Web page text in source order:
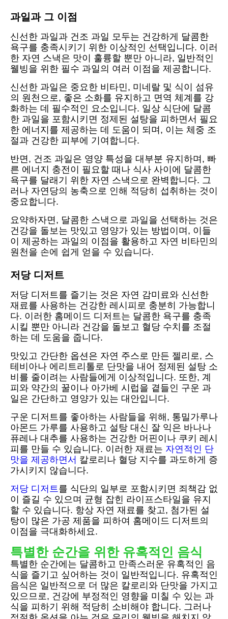
과일과 그 이점
신선한 과일과 건조 과일 모두는 건강하게 달콤한
욕구를 충족시키기 위한 이상적인 선택입니다. 이러
한 자연 스낵은 맛이 훌륭할 뿐만 아니라, 일반적인
웰빙을 위한 필수 과일의 여러 이점을 제공합니다.
신선한 과일은 중요한 비타민, 미네랄 및 식이 섬유
의 원천으로, 좋은 소화를 유지하고 면역 체계를 강
화하는 데 필수적인 요소입니다. 일상 식단에 달콤
한 과일을 포함시키면 정제된 설탕을 피하면서 필요
한 에너지를 제공하는 데 도움이 되며, 이는 체중 조
절과 건강한 피부에 기여합니다.
반면, 건조 과일은 영양 특성을 대부분 유지하며, 빠
른 에너지 충전이 필요할 때나 식사 사이에 달콤한
욕구를 달래기 위한 자연 스낵으로 완벽합니다. 그
러나 자연당의 농축으로 인해 적당히 섭취하는 것이
중요합니다.
요약하자면, 달콤한 스낵으로 과일을 선택하는 것은
건강을 돌보는 맛있고 영양가 있는 방법이며, 이들
이 제공하는 과일의 이점을 활용하고 자연 비타민의
원천을 손에 쉽게 얻을 수 있습니다.
저당 디저트
저당 디저트를 즐기는 것은 자연 감미료와 신선한
재료를 사용하는 건강한 레시피로 충분히 가능합니
다. 이러한 홈메이드 디저트는 달콤한 욕구를 충족
시킬 뿐만 아니라 건강을 돌보고 혈당 수치를 조절
하는 데 도움을 줍니다.
맛있고 간단한 옵션은 자연 주스로 만든 젤리로, 스
테비아나 에리트리톨로 단맛을 내어 정제된 설탕 소
비를 줄이려는 사람들에게 이상적입니다. 또한, 계
피와 약간의 꿀이나 아가베 시럽을 곁들인 구운 과
일은 간단하고 영양가 있는 대안입니다.
구운 디저트를 좋아하는 사람들을 위해, 통밀가루나
아몬드 가루를 사용하고 설탕 대신 잘 익은 바나나
퓨레나 대추를 사용하는 건강한 머핀이나 쿠키 레시
피를 만들 수 있습니다. 이러한 재료는 자연적인 단
맛을 제공하면서 칼로리나 혈당 지수를 과도하게 증
가시키지 않습니다.
저당 디저트를 식단의 일부로 포함시키면 죄책감 없
이 즐길 수 있으며 균형 잡힌 라이프스타일을 유지
할 수 있습니다. 항상 자연 재료를 찾고, 첨가된 설
탕이 많은 가공 제품을 피하여 홈메이드 디저트의
이점을 극대화하세요.
특별한 순간을 위한 유혹적인 음식
특별한 순간에는 달콤하고 만족스러운 유혹적인 음
식을 즐기고 싶어하는 것이 일반적입니다. 유혹적인
음식은 일반적으로 더 많은 칼로리와 단맛을 가지고
있으므로, 건강에 부정적인 영향을 미칠 수 있는 과
식을 피하기 위해 적당히 소비해야 합니다. 그러나